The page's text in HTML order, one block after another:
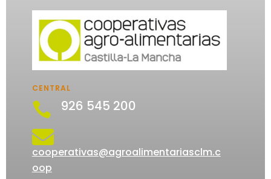
CENTRAL
 926 545 200

cooperativas@agroalimentariasclm.c
oop